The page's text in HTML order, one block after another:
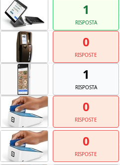
1
RISPOSTA
0
RISPOSTE
1
RISPOSTA
0
RISPOSTE
0
RISPOSTE